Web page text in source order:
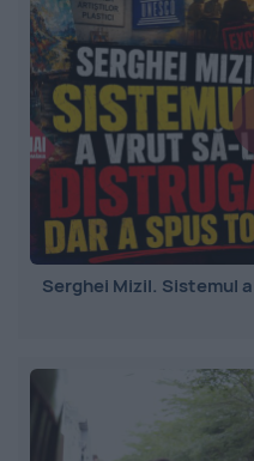
Serghei Mizil. Sistemul